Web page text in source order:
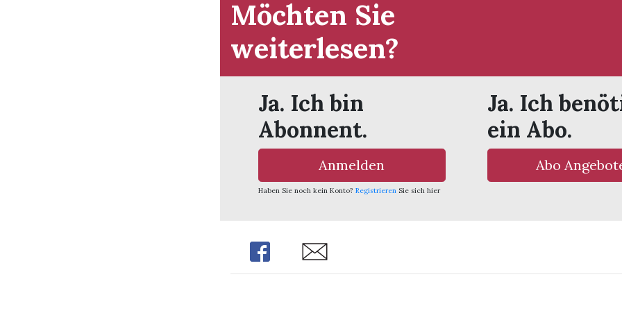
Möchten Sie
weiterlesen?
Ja. Ich bin
Abonnent.
Anmelden
Haben Sie noch kein Konto? Registrieren Sie sich hier
Ja. Ich
ein Abo.
Abo
Share Share